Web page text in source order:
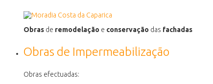
Obras de remodelação e conservação das fachadas
Obras de Impermeabilização
Obras efectuadas: